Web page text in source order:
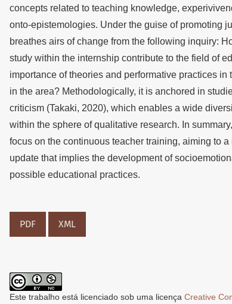
concepts related to teaching knowledge,
onto-epistemologies. Under the guise of promoting
breathes airs of change from the following inquiry:
study within the internship contribute to the field of
importance of theories and performative practices
in the area? Methodologically, it is anchored in
criticism (Takaki, 2020), which enables a wide
within the sphere of qualitative research. In
focus on the continuous teacher training, aiming to
update that implies the development of
possible educational practices.
PDF XML
Este trabalho está licenciado sob uma licença Creative